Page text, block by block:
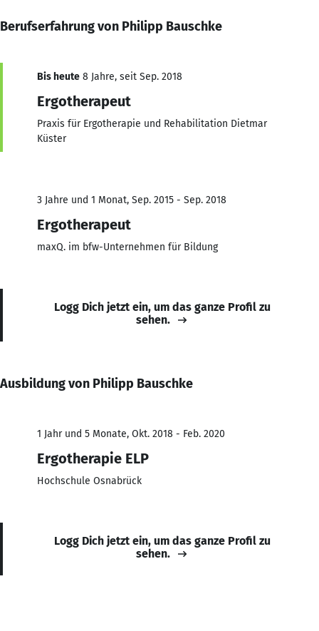
Berufserfahrung von Philipp Bauschke
Bis heute 8 Jahre, seit Sep. 2018
Ergotherapeut
Praxis für Ergotherapie und Rehabilitation Dietmar
Küster
3 Jahre und 1 Monat, Sep. 2015 - Sep. 2018
Ergotherapeut
maxQ. im bfw-Unternehmen für Bildung
Logg Dich jetzt ein, um das ganze Profil zu
sehen.
Ausbildung von Philipp Bauschke
1 Jahr und 5 Monate, Okt. 2018 - Feb. 2020
Ergotherapie ELP
Hochschule Osnabrück
Logg Dich jetzt ein, um das ganze Profil zu
sehen.